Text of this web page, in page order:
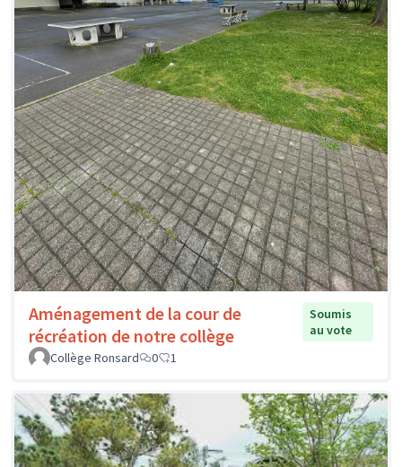
Aménagement de la cour de
récréation de notre collège
Soumis
au vote
Collège Ronsard
0 1